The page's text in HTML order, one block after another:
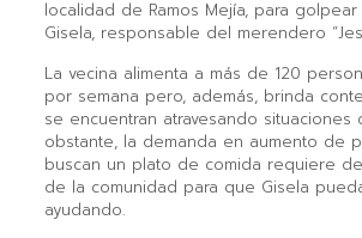
localidad de Ramos Mejía, para
Gisela, responsable del merendero
La vecina alimenta a más de 120
por semana pero, además, brinda
se encuentran atravesando situaciones
obstante, la demanda en aumento de
buscan un plato de comida requiere
de la comunidad para que Gisela
ayudando.